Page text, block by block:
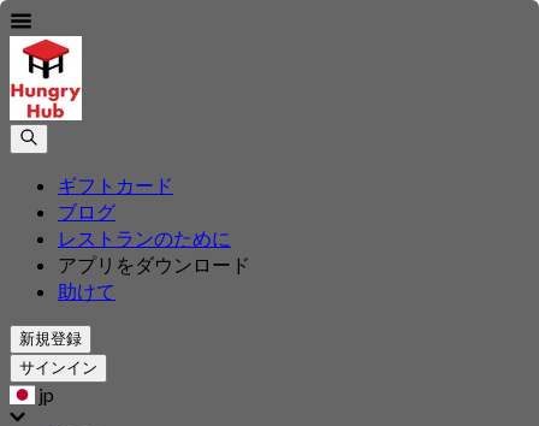
ギフトカード
ブログ
レストランのために
アプリをダウンロード
助けて
新規登録
サインイン
jp